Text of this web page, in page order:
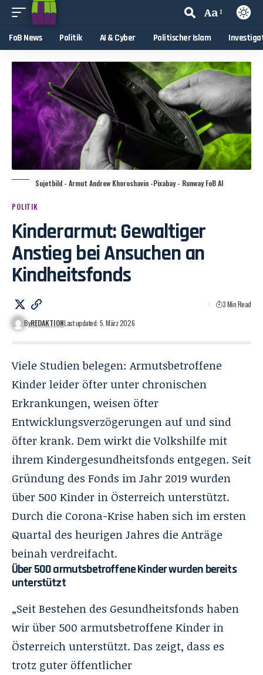
Aa
FoB News Politik AI & Cyber Politischer Islam
Sujetbild - Armut Andrew Khoroshavin -Pixabay - Runway FoB AI
POLITIK
Kinderarmut: Gewaltiger
Anstieg bei Ansuchen an
Kindheitsfonds
ByREDAKTIONLast updated: 5. März 2026
3 Min Read
Viele Studien belegen: Armutsbetroffene
Kinder leider öfter unter chronischen
Erkrankungen, weisen öfter
Entwicklungsverzögerungen auf und sind
öfter krank. Dem wirkt die Volkshilfe mit
ihrem Kindergesundheitsfonds entgegen. Seit
Gründung des Fonds im Jahr 2019 wurden
über 500 Kinder in Österreich unterstützt.
Durch die Corona-Krise haben sich im ersten
Quartal des heurigen Jahres die Anträge
beinah verdreifacht.
Über 500 armutsbetroffene Kinder wurden bereits
unterstützt
„Seit Bestehen des Gesundheitsfonds haben
wir über 500 armutsbetroffene Kinder in
Österreich unterstützt. Das zeigt, dass es
trotz guter öffentlicher